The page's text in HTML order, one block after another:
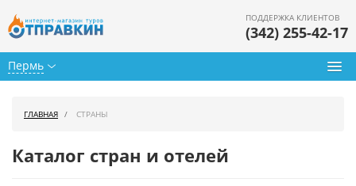
Пермь
ПОДДЕРЖКА КЛИЕНТОВ
(342) 255-42-17
ГЛАВНАЯ СТРАНЫ
Каталог стран и отелей